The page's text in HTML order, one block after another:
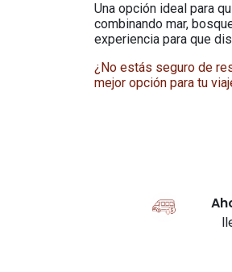
Una opción ideal para
combinando mar,
experiencia para que
¿No estás seguro de
mejor opción para tu